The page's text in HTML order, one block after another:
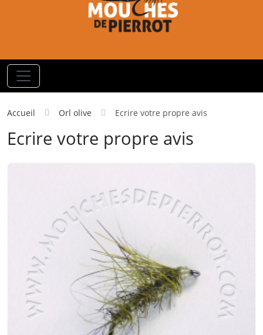
Accueil Orl olive Ecrire votre propre avis
Ecrire votre propre avis